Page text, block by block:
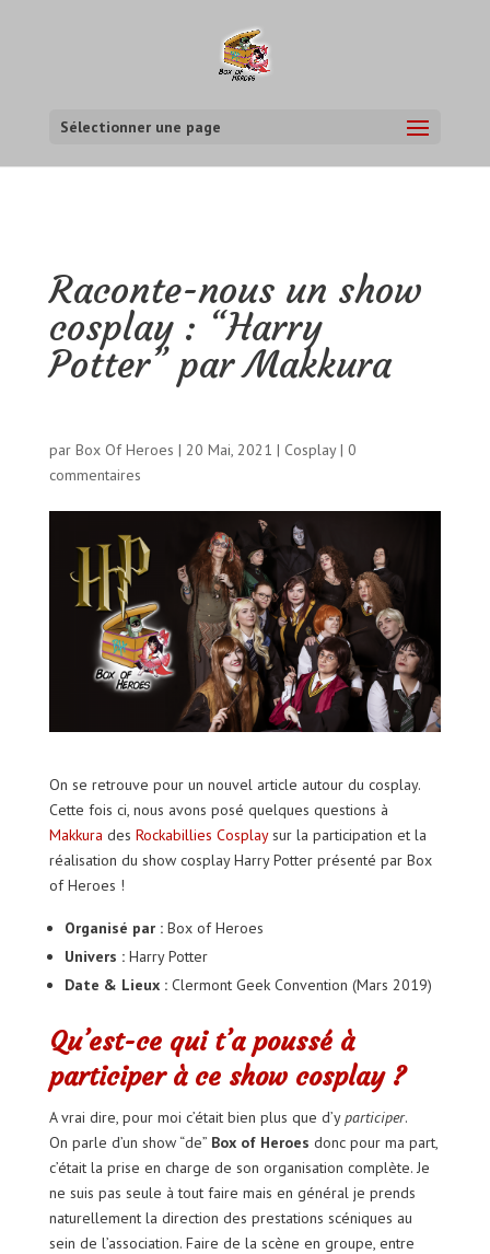
Sélectionner une page
Raconte-nous un show
cosplay : “Harry
Potter” par Makkura
par Box Of Heroes | 20 Mai, 2021 | Cosplay| 0
commentaires
On se retrouve pour un nouvel article autour du cosplay.
Cette fois ci, nous avons posé quelques questions à
Makkura des Rockabillies Cosplaysur la participation et la
réalisation du show cosplay Harry Potter présenté par Box
of Heroes !
Organisé par : Box of Heroes
Univers :Harry Potter
Date & Lieux :Clermont Geek Convention (Mars 2019)
Qu’est-ce qui t’a poussé à
participer à ce show cosplay ?
A vrai dire, pour moi c’était bien plus que d’yparticiper.
On parle d’un show “de” Box of Heroes donc pour ma part,
c’était la prise en charge de son organisation complète. Je
ne suis pas seule à tout faire mais en général je prends
naturellement la direction des prestations scéniques au
sein de l’association. Faire de la scène en groupe, entre